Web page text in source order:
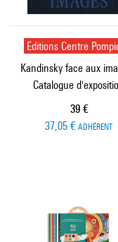
Editions Centre
Kandinsky face aux
Catalogue
Prix ​​actuel
39 €
37,05 € ADHÉRENT